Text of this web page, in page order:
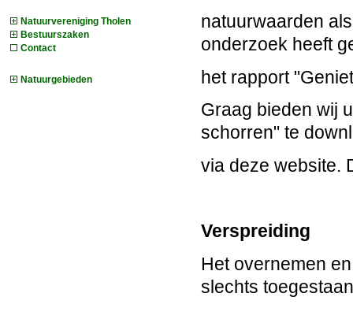
Natuurvereniging Tholen
Bestuurszaken
Contact
Natuurgebieden
natuurwaarden
onderzoek heeft
het rapport
Graag bieden wij
schorren" te
via deze website.
Verspreiding
Het overnemen
slechts